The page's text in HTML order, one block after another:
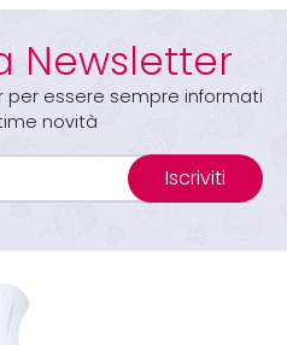
Newsletter
per essere sempre informati
novità
Iscriviti